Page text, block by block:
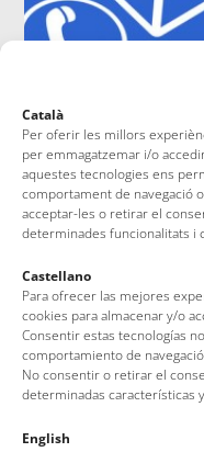
Català
Per oferir les millors
per emmagatzemar i/o
aquestes tecnologies ens
comportament de navegació
acceptar-les o retirar el
determinades funcionalitats i
Castellano
Para ofrecer las mejores
cookies para almacenar y/o
Consentir estas tecnologías
comportamiento de
No consentir o retirar el
determinadas características
English